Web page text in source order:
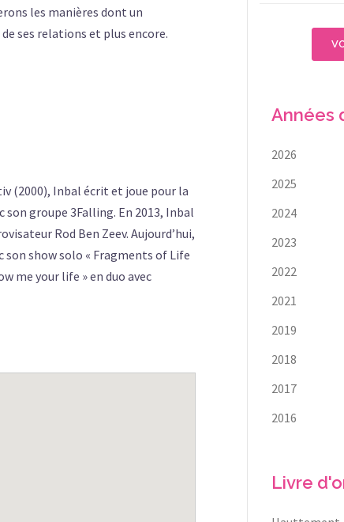
les manières dont un
ses relations et plus encore.
(2000), Inbal écrit et joue pour la
groupe 3Falling. En 2013, Inbal
Rod Ben Zeev. Aujourd’hui,
son show solo « Fragments of Life
me your life » en duo avec
Années
2026
2025
2024
2023
2022
2021
2019
2018
2017
2016
Livre